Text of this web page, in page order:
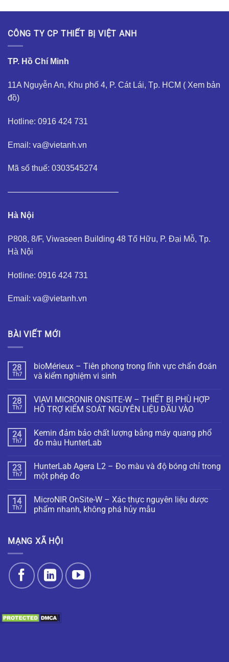
CÔNG TY CP THIẾT BỊ VIỆT ANH
TP. Hồ Chí Minh
11A Nguyễn An, Khu phố 4, P. Cát Lái, Tp. HCM ( Xem bản
đồ)
Hotline: 0916 424 731
Email: va@vietanh.vn
Mã số thuế: 0303545274
—————————————–
Hà Nội
P808, 8/F, Viwaseen Building 48 Tố Hữu, P. Đại Mỗ, Tp.
Hà Nội
Hotline: 0916 424 731
Email: va@vietanh.vn
BÀI VIẾT MỚI
28
Th7
bioMérieux – Tiên phong trong lĩnh vực chẩn đoán
và kiểm nghiệm vi sinh
28
Th7
VIAVI MICRONIR ONSITE-W – THIẾT BỊ PHÙ HỢP
HỖ TRỢ KIỂM SOÁT NGUYÊN LIỆU ĐẦU VÀO
24
Th7
Kemin đảm bảo chất lượng bằng máy quang phổ
đo màu HunterLab
23
Th7
HunterLab Agera L2 – Đo màu và độ bóng chỉ trong
một phép đo
14
Th7
MicroNIR OnSite-W – Xác thực nguyên liệu dược
phẩm nhanh, không phá hủy mẫu
MẠNG XÃ HỘI